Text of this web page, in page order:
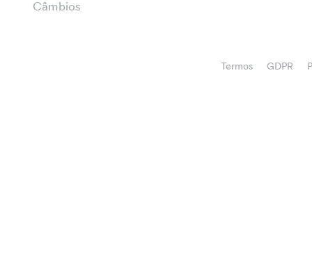
Câmbios
Termos GDPR